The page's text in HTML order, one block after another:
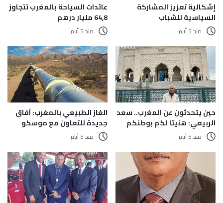
إشكالية تعزيز المشاركة
السياسية للشباب
منذ 5 أيام
عائدات السياحة بالمغرب تتجاوز
64,8 مليار درهم
منذ 5 أيام
حين يتحدثون عن المغرب.. سعد
الربيعي: هنيئا لكم بوطنكم
منذ 5 أيام
الغاز الطبيعي بالمغرب: آفاق
جديدة للتعاون مع موسكو
منذ 5 أيام